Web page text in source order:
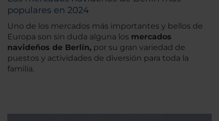
populares en 2024
Uno de los mercados más importantes y bellos de
Europa son sin duda alguna los mercados
navideños de Berlín, por su gran variedad de
puestos y actividades de diversión para toda la
familia.